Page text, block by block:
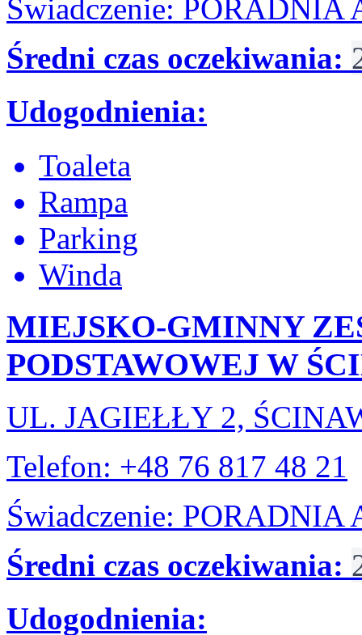
Świadczenie:
Średni czas oczekiwania:
Udogodnienia:
Toaleta
Rampa
Parking
Winda
MIEJSKO-GMINNY
PODSTAWOWEJ W
UL. JAGIEŁŁY 2,
Telefon: +48 76 817 48 21
Świadczenie:
Średni czas oczekiwania:
Udogodnienia: